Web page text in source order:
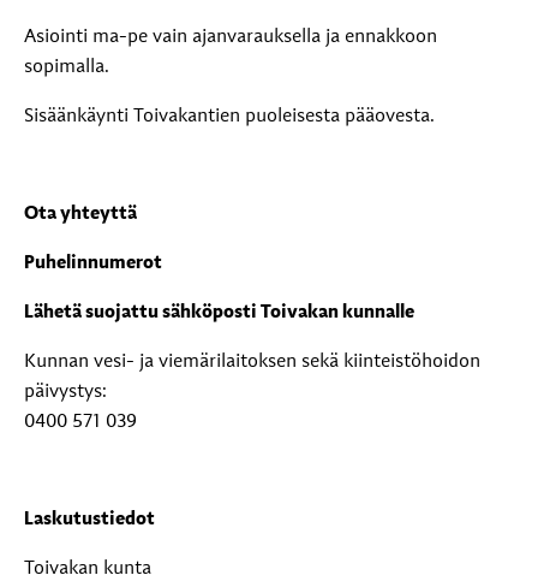
Asiointi ma-pe vain ajanvarauksella ja ennakkoon
sopimalla.
Sisäänkäynti Toivakantien puoleisesta pääovesta.
Ota yhteyttä
Puhelinnumerot
Lähetä suojattu sähköposti Toivakan kunnalle
Kunnan vesi- ja viemärilaitoksen sekä kiinteistöhoidon
päivystys:
0400 571 039
Laskutustiedot
Toivakan kunta